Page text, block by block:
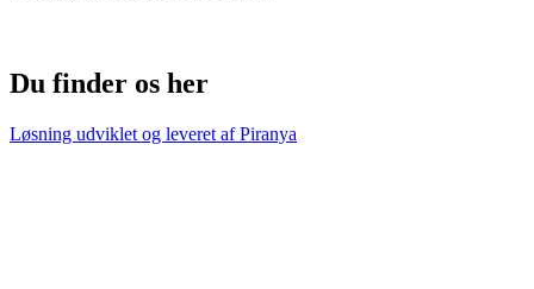
Du finder os her
Løsning udviklet og leveret afPiranya